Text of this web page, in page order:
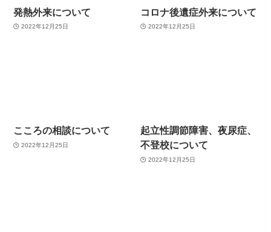
発熱外来について
2022年12月25日
コロナ後遺症外来について
2022年12月25日
こころの相談について
2022年12月25日
起立性調節障害、夜尿症、
不登校について
2022年12月25日